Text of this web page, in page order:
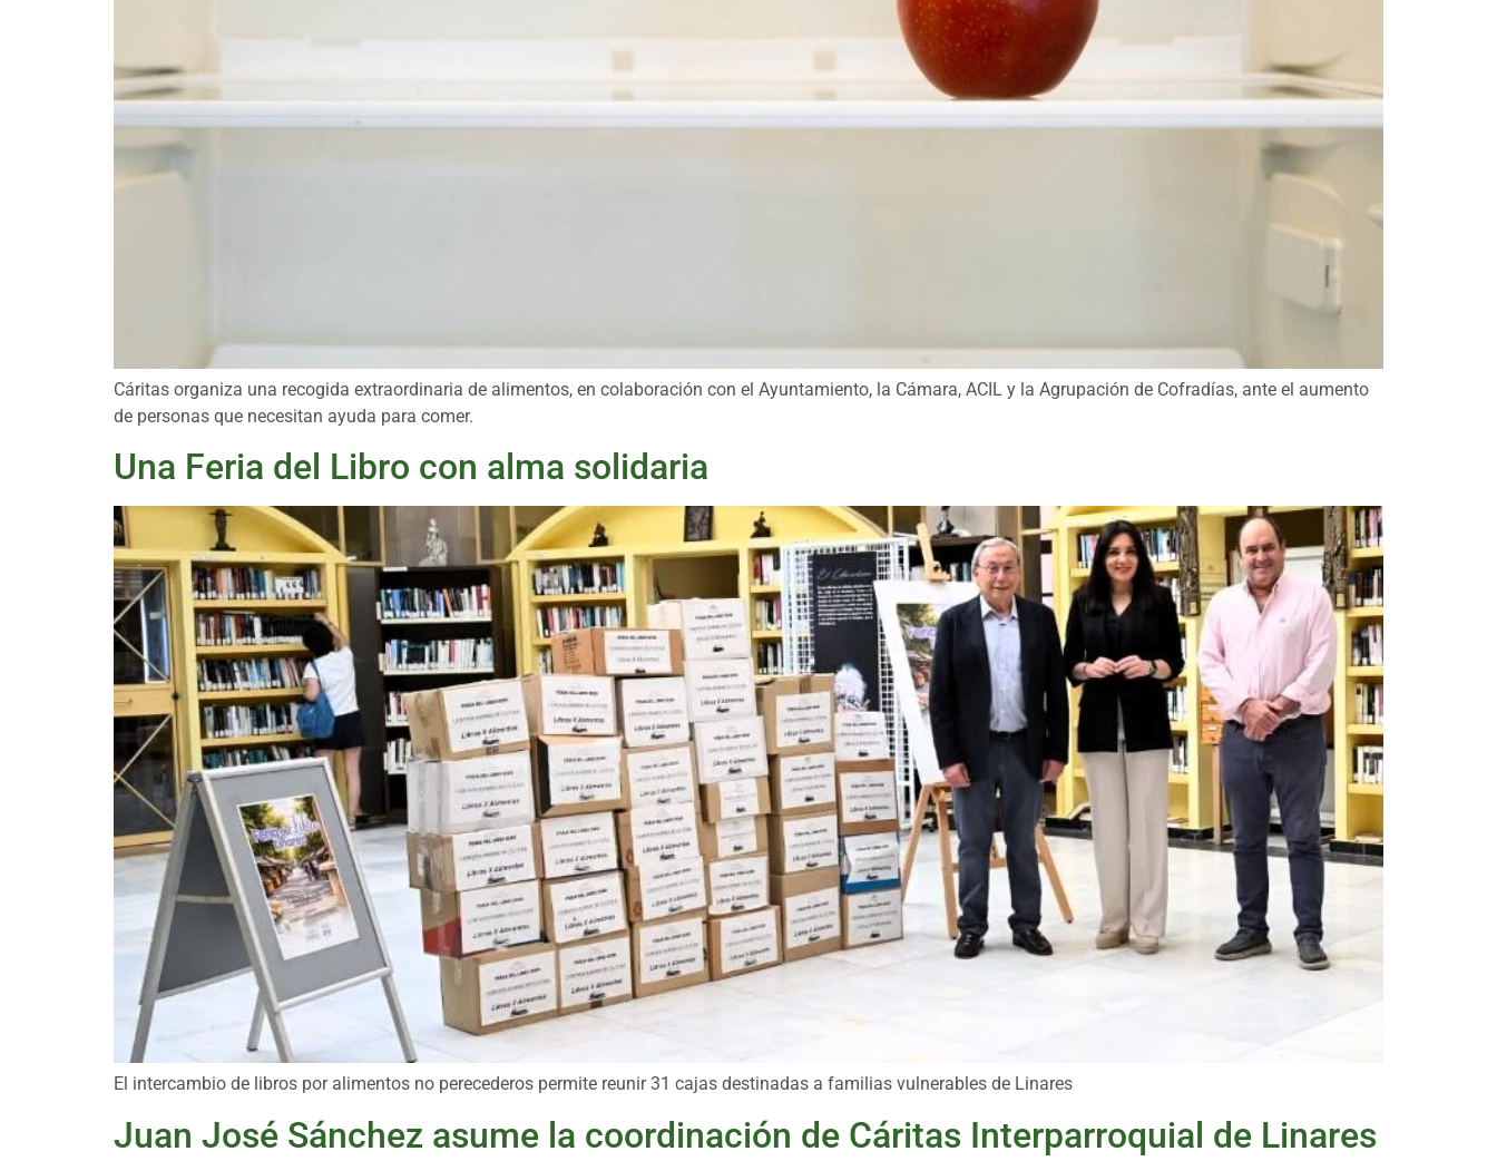
Cáritas organiza una recogida extraordinaria de alimentos, en colaboración con el Ayuntamiento, la Cámara, ACIL y la Agrupación de Cofradías, ante el aumento
de personas que necesitan ayuda para comer.
Una Feria del Libro con alma solidaria
El intercambio de libros por alimentos no perecederos permite reunir 31 cajas destinadas a familias vulnerables de Linares
Juan José Sánchez asume la coordinación de Cáritas Interparroquial de Linares